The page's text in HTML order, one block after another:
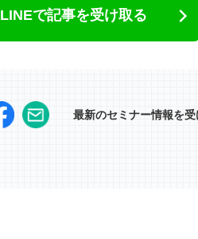
LINEで記事を受け取る
最新のセミナー情報を受